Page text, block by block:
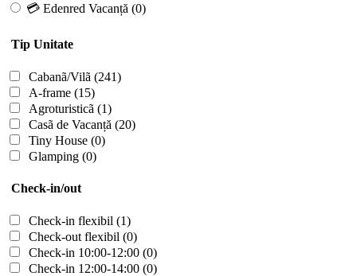
💳 Edenred Vacanță (0)
Tip Unitate
Cabanã/Vilã (241)
A-frame (15)
Agroturisticã (1)
Casã de Vacanță (20)
Tiny House (0)
Glamping (0)
Check-in/out
Check-in flexibil (1)
Check-out flexibil (0)
Check-in 10:00-12:00 (0)
Check-in 12:00-14:00 (0)